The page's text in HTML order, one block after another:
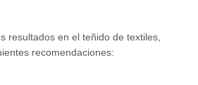
resultados en el teñido de textiles,
recomendaciones: